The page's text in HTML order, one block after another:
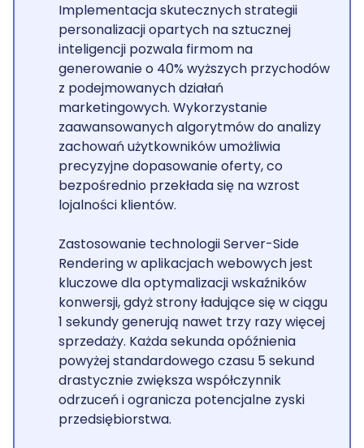
11. Adaptacja Technologii Chmurowych w Rozwoju IT
12. UX/UI w Projektowaniu Aplikacji
13. WebAssembly
14. Przyszłość Web Developmentu: Prognozy i
15. FAQ: Najczęściej Zadawane Pytania o Rozwój
Aplikacji Webowych
Implementacja skutecznych strategii
personalizacji opartych na sztucznej
inteligencji pozwala firmom na
generowanie o 40% wyższych przychodów
z podejmowanych działań
marketingowych. Wykorzystanie
zaawansowanych algorytmów do analizy
zachowań użytkowników umożliwia
precyzyjne dopasowanie oferty, co
bezpośrednio przekłada się na wzrost
lojalności klientów.
Zastosowanie technologii Server-Side
Rendering w aplikacjach webowych jest
kluczowe dla optymalizacji wskaźników
konwersji, gdyż strony ładujące się w ciągu
1 sekundy generują nawet trzy razy więcej
sprzedaży. Każda sekunda opóźnienia
powyżej standardowego czasu 5 sekund
drastycznie zwiększa współczynnik
odrzuceń i ogranicza potencjalne zyski
przedsiębiorstwa.